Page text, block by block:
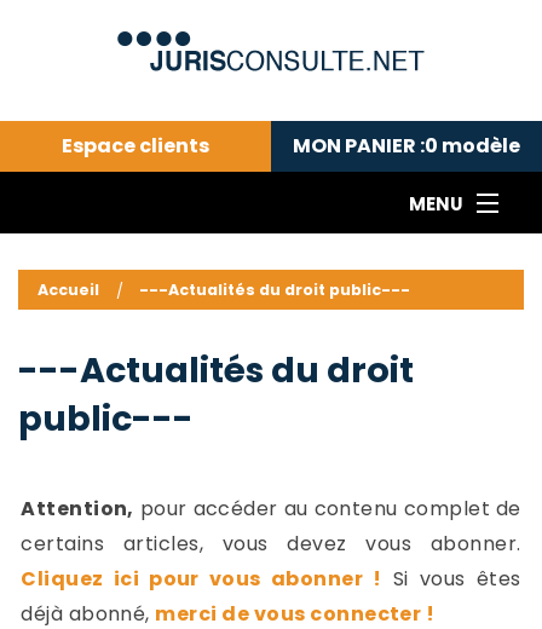
Espace clients MON PANIER :0 modèle
MENU
---Actualités du droit public---
Droit pénal---
Droit privé ---
Abonnement aux actualités
Accueil ---Actualités du droit public---
---Actualités du droit
public---
Attention, pour accéder au contenu complet de
certains articles, vous devez vous abonner.
Cliquez ici pour vous abonner ! Si vous êtes
déjà abonné, merci de vous connecter !